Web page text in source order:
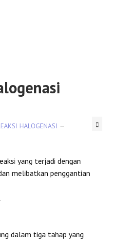
HALOGENASI
yang terjadi dengan
melibatkan penggantian
dalam tiga tahap yang